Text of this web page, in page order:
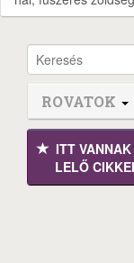
ROVATOK
ITT
LELŐ